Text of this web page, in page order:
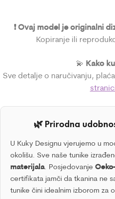
❗ Ovaj model je originalni
Kopiranje ili
💫 Kako
Sve detalje o naručivanju,
🌿 Prirodna
U Kuky Designu vjerujemo u
okolišu. Sve naše tunike
materijala. Posjedovanje
certifikata jamči da tkanina ne
tunike čini idealnim izborom za